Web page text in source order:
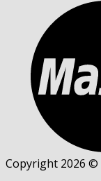
Copyright 2026 ©